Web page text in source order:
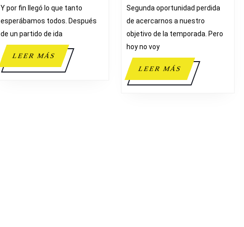
BENIDORM
Y por fin llegó lo que tanto
esperábamos todos. Después
de un partido de ida
LEER MÁSLEER
MÁS
Segunda oportunidad perdida
de acercarnos a nuestro
objetivo de la temporada. Pero
hoy no voy
LEER MÁSLEER
MÁS